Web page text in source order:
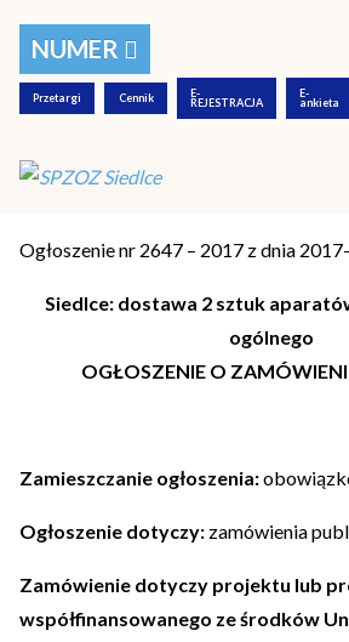
NUMER
Przetargi Cennik E-
REJESTRACJA
E-
ankieta
Dostawa 2 sztuk
do znieczulania
/04.01.2017/
Ogłoszenie nr 2647 – 2017 z dnia
Siedlce: dostawa 2 sztuk
ogólnego
OGŁOSZENIE O
Zamieszczanie ogłoszenia:
Ogłoszenie dotyczy: zamówienia
Zamówienie dotyczy projektu lub
współfinansowanego ze środków